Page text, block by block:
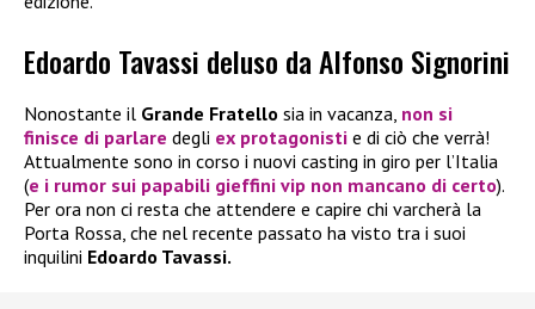
Edoardo Tavassi deluso da Alfonso Signorini
Nonostante il Grande Fratello sia in vacanza, non si
finisce di parlare degli ex protagonisti e di ciò che verrà!
Attualmente sono in corso i nuovi casting in giro per l’Italia
(e i rumor sui papabili gieffini vip non mancano di certo).
Per ora non ci resta che attendere e capire chi varcherà la
Porta Rossa, che nel recente passato ha visto tra i suoi
inquilini Edoardo Tavassi.